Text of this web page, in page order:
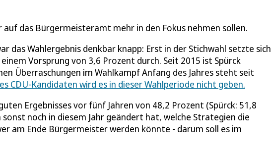
das Bürgermeisteramt mehr in den Fokus nehmen sollen.
das Wahlergebnis denkbar knapp: Erst in der Stichwahl setzte sich
Vorsprung von 3,6 Prozent durch. Seit 2015 ist Spürck
Überraschungen im Wahlkampf Anfang des Jahres steht seit
CDU-Kandidaten wird es in dieser Wahlperiode nicht geben.
Ergebnisses vor fünf Jahren von 48,2 Prozent (Spürck: 51,8
noch in diesem Jahr geändert hat, welche Strategien die
am Ende Bürgermeister werden könnte - darum soll es im